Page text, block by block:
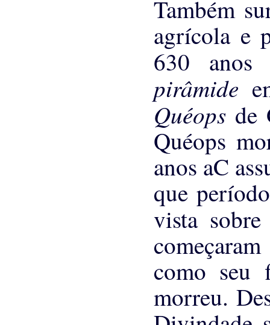
Também
agrícola e
630
pirâmide
Quéops de
Quéops
anos aC
que
vista
como seu
morreu.